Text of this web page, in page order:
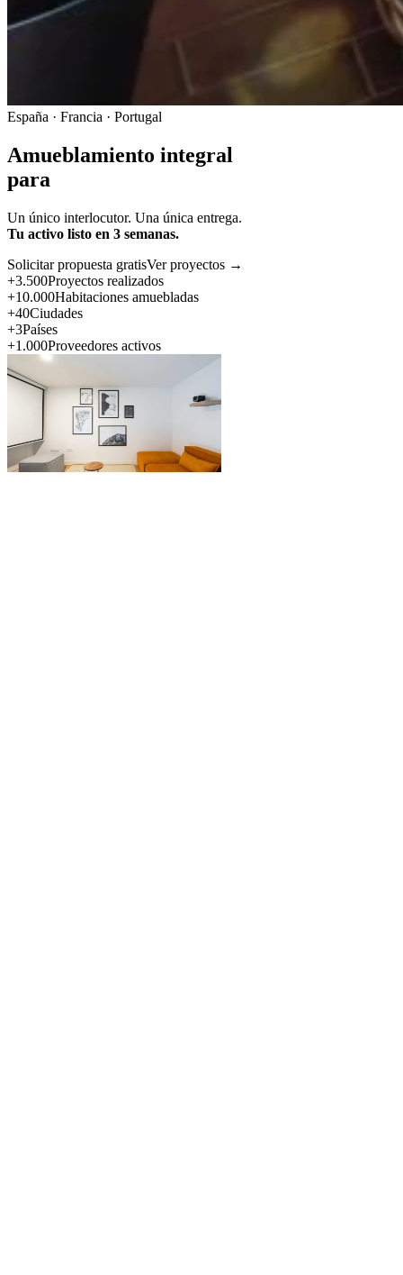
España · Francia · Portugal
Amueblamiento integral
para
Un único interlocutor. Una única entrega.
Tu activo listo en 3 semanas.
Solicitar propuesta gratisVer proyectos →
+3.500Proyectos realizados
+10.000Habitaciones amuebladas
+40Ciudades
+3Países
+1.000Proveedores activos